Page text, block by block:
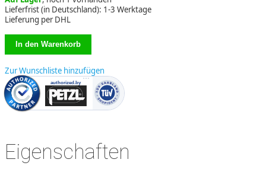
Lieferfrist (in Deutschland): 1-3 Werktage
Lieferung per DHL
Zur Wunschliste hinzufügen
Eigenschaften